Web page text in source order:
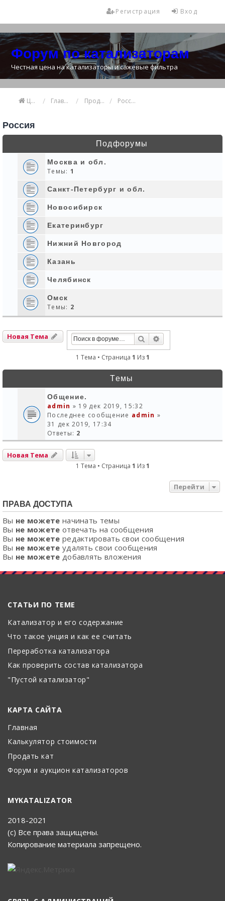
Вход
Регистрация
Форум по катализаторам
Честная цена на катализаторы и сажевые фильтра
Цена катализатора Главная Продажа и покупка катализаторов Россия
Россия
Подфорумы
Москва и обл.
Темы: 1
Санкт-Петербург и обл.
Новосибирск
Екатеринбург
Нижний Новгород
Казань
Челябинск
Омск
Темы: 2
Новая Тема Поиск
1 Тема • Страница 1 Из1
Темы
Общение.
admin » 19 дек 2019, 15:32
Последнее сообщение admin »
31 дек 2019, 17:34
Ответы: 2
Новая Тема
1 Тема • Страница 1 Из1
Перейти
ПРАВА ДОСТУПА
Вы не можете начинать темы
Вы не можете отвечать на сообщения
Вы не можете редактировать свои сообщения
Вы не можете удалять свои сообщения
Вы не можете добавлять вложения
СТАТЬИ ПО ТЕМЕ
Катализатор и его содержание
Что такое унция и как ее считать
Переработка катализатора
Как проверить состав катализатора
"Пустой катализатор"
КАРТА САЙТА
Главная
Калькулятор стоимости
Продать кат
Форум и аукцион катализаторов
MYKATALIZATOR
2018-2021
(с) Все права защищены.
Копирование материала запрещено.